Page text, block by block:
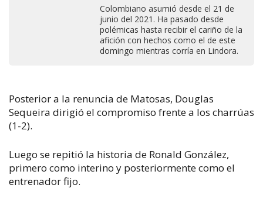
Colombiano asumió desde el 21 de
junio del 2021. Ha pasado desde
polémicas hasta recibir el cariño de la
afición con hechos como el de este
domingo mientras corría en Lindora.
Posterior a la renuncia de Matosas, Douglas
Sequeira dirigió el compromiso frente a los charrúas
(1-2).
Luego se repitió la historia de Ronald González,
primero como interino y posteriormente como el
entrenador fijo.